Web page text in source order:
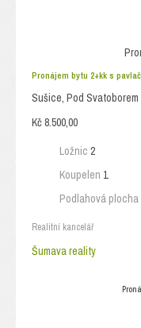
Pronájem bytu 2+kk s
Sušice, Pod Svatoborem
Kč 8.500,00
Ložnic 2
Koupelen 1
Podlahová plocha
Realitní kancelář
Šumava reality